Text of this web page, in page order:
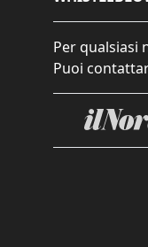
Per qualsiasi
Puoi